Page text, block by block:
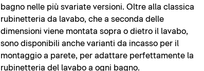
bagno nelle più svariate versioni. Oltre alla classica
rubinetteria da lavabo, che a seconda delle
dimensioni viene montata sopra o dietro il lavabo,
sono disponibili anche varianti da incasso per il
montaggio a parete, per adattare perfettamente la
rubinetteria del lavabo a ogni bagno.